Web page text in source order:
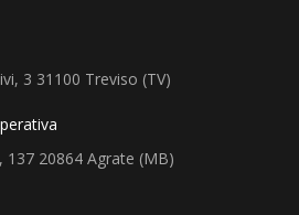
3 31100 Treviso (TV)
20864 Agrate (MB)